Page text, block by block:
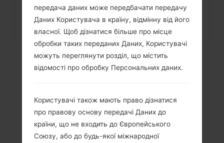
передача даних може передбачати передачу
Даних Користувача в країну, відмінну від його
власної. Щоб дізнатися більше про місце
обробки таких переданих Даних, Користувачі
можуть переглянути розділ, що містить
відомості про обробку Персональних даних.
Користувачі також мають право дізнатися
про правову основу передачі Даних до
країни, що не входить до Європейського
Союзу, або до будь-якої міжнародної